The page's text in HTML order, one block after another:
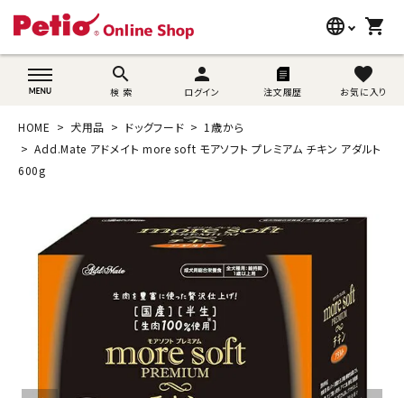
language
wovn-lang-name
shopping_cart
search
検 索
person
ログイン 注文履歴
favorite
お気に入り
search
猫用品
ブランド別に探す
目的別に探す
SNS
HOME 犬用品 ドッグフード
1歳から
Add.Mate アドメイト more soft モアソフト プレミアム チキン アダルト
600g